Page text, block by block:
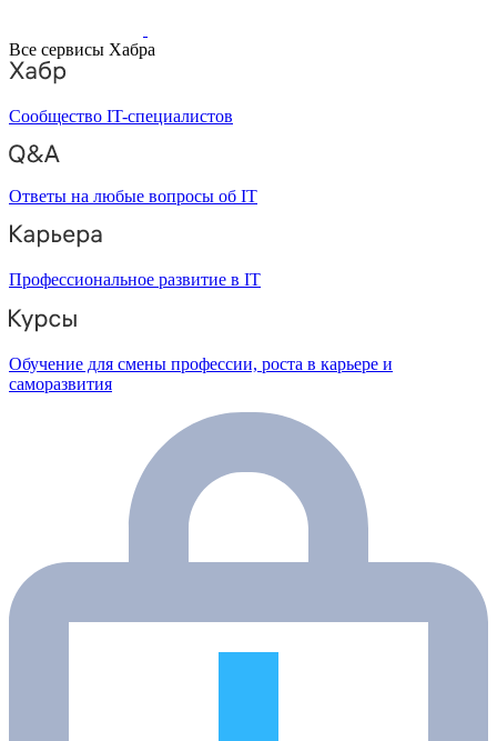
Все сервисы Хабра
Сообщество IT-специалистов
Ответы на любые вопросы об IT
Профессиональное развитие в IT
Обучение для смены профессии, роста в карьере и
саморазвития